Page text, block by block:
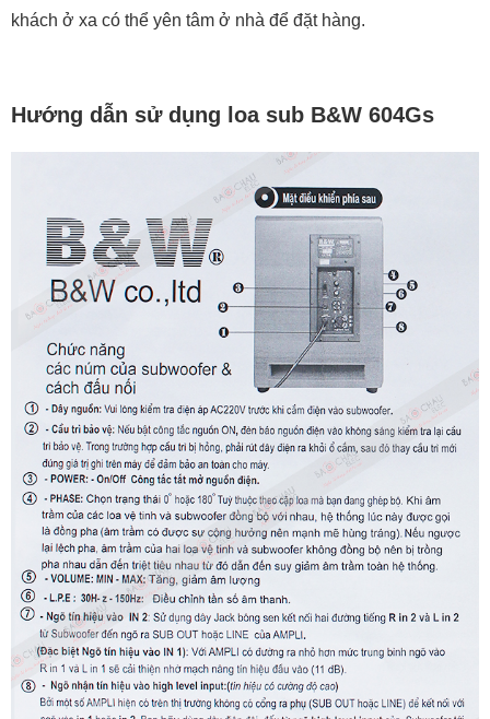
khách ở xa có thể yên tâm ở nhà để đặt hàng.
Hướng dẫn sử dụng loa sub B&W 604Gs